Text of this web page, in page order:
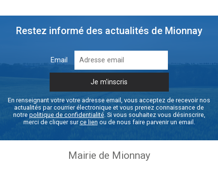
Restez informé des actualités de Mionnay
Email
En renseignant votre votre adresse email, vous acceptez de recevoir nos
actualités par courrier électronique et vous prenez connaissance de
notre politique de confidentialité. Si vous souhaitez vous désinscrire,
merci de cliquer surce lien ou de nous faire parvenir un email.
Mairie de Mionnay